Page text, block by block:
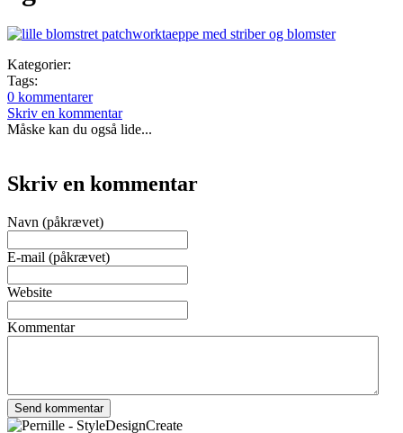
Kategorier:
Tags:
0 kommentarer
Skriv en kommentar
Måske kan du også lide...
Skriv en kommentar
Navn (påkrævet)
E-mail (påkrævet)
Website
Kommentar